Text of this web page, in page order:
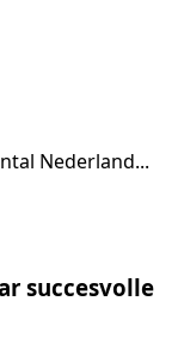
Nederland...
succesvolle